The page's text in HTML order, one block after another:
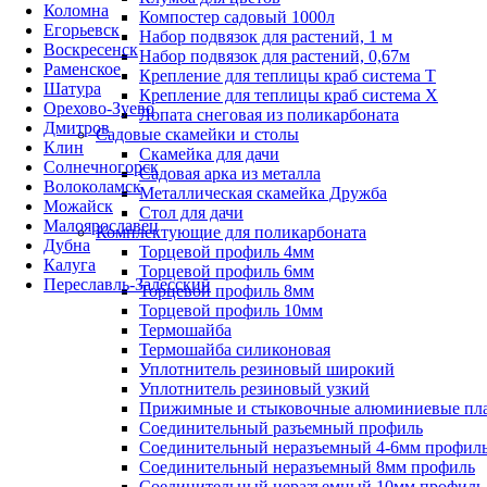
Коломна
Егорьевск
Воскресенск
Раменское
Шатура
Орехово-Зуево
Дмитров
Клин
Солнечногорск
Волоколамск
Можайск
Малоярославец
Дубна
Калуга
Переславль-Залесский
Компостер садовый 1000л
Набор подвязок для растений, 1 м
Набор подвязок для растений, 0,67м
Крепление для теплицы краб система Т
Крепление для теплицы краб система Х
Лопата снеговая из поликарбоната
Садовые скамейки и столы
Скамейка для дачи
Садовая арка из металла
Металлическая скамейка Дружба
Стол для дачи
Комплектующие для поликарбоната
Торцевой профиль 4мм
Торцевой профиль 6мм
Торцевой профиль 8мм
Торцевой профиль 10мм
Термошайба
Термошайба силиконовая
Уплотнитель резиновый широкий
Уплотнитель резиновый узкий
Прижимные и стыковочные алюминиевые
Соединительный разъемный профиль
Соединительный неразъемный 4-6мм
Соединительный неразъемный 8мм профиль